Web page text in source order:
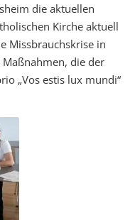
die aktuellen
Kirche aktuell
Missbrauchskrise in
die der
„Vos estis lux mundi“